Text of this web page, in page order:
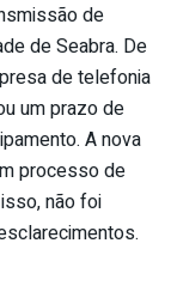
de
de Seabra. De
de telefonia
um prazo de
A nova
processo de
não foi